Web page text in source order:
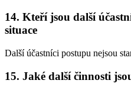
14. Kteří jsou další
situace
Další účastníci postupu nejsou
15. Jaké další činnosti